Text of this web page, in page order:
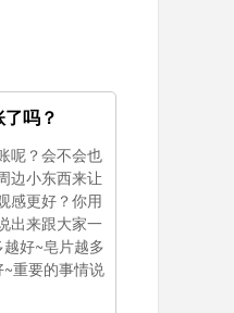
吗？
呢？会不会也
边小东西来让
感更好？你用
出来跟大家一
好~皂片越多
重要的事情说